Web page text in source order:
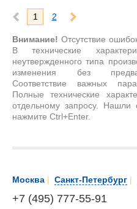
1 2
Внимание! Отсутствие
В технические
неутвержденного типа
изменения без
Соответствие важных
Полные технические
отдельному запросу.
нажмите Ctrl+Enter.
Москва | Санкт-Петербург |
+7 (495) 777-55-91